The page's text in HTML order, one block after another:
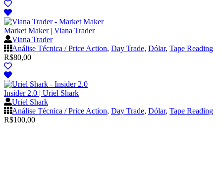
Market Maker | Viana Trader
Viana Trader
Análise Técnica / Price Action, Day Trade, Dólar, Tape Reading
R$80,00
Insider 2.0 | Uriel Shark
Uriel Shark
Análise Técnica / Price Action, Day Trade, Dólar, Tape Reading
R$100,00